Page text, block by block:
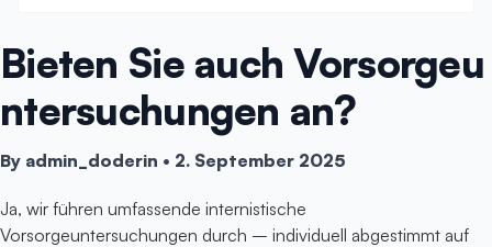
Bieten Sie auch Vorsorgeu
ntersuchungen an?
By admin_doderin • 2. September 2025
Ja, wir führen umfassende internistische
Vorsorgeuntersuchungen durch – individuell abgestimmt auf